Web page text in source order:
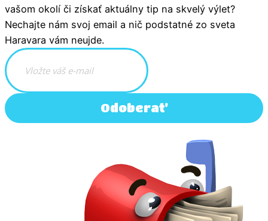
vašom okolí či získať aktuálny tip na skvelý výlet?
Nechajte nám svoj email a nič podstatné zo sveta
Haravara vám neujde.
Odoberať